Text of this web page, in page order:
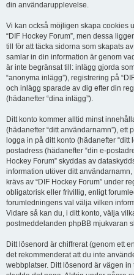
din användarupplevelse.
Vi kan också möjligen skapa cookies
“DIF Hockey Forum”, men dessa
till för att täcka sidorna som skapats
samlar in din information är genom
är inte begränsat till: inlägg gjorda
“anonyma inlägg”), registrering på
och inlägg sparade av dig efter din
(hädanefter “dina inlägg”).
Ditt konto kommer alltid minst
(hädanefter “ditt användarnamn”), ett
logga in på ditt konto (hädanefter
postadress (hädanefter “din e-
Hockey Forum” skyddas av
information utöver ditt
krävs av “DIF Hockey Forum” under
obligatorisk eller frivillig, enligt
forumledningens val välja vilken
Vidare så kan du, i ditt konto, välja
postmeddelanden phpBB mjukvaran
Ditt lösenord är chiffrerat (genom ett
det rekommenderat att du inte
webbplatser. Ditt lösenord är vägen in